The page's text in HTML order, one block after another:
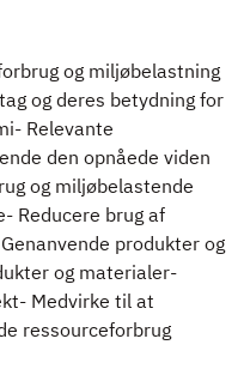
og miljøbelastning
og deres betydning for
Relevante
den opnåede viden
og miljøbelastende
Reducere brug af
produkter og
og materialer-
Medvirke til at
ressourceforbrug